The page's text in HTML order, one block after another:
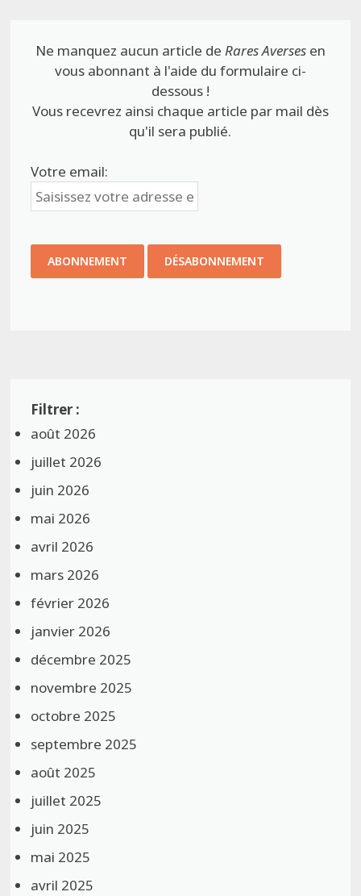
Ne manquez aucun article de Rares Aversesen
vous abonnant à l'aide du formulaire ci-
dessous !
Vous recevrez ainsi chaque article par mail dès
qu'il sera publié.
Votre email:
août 2026
juillet 2026
juin 2026
mai 2026
avril 2026
mars 2026
février 2026
janvier 2026
décembre 2025
novembre 2025
octobre 2025
septembre 2025
août 2025
juillet 2025
juin 2025
mai 2025
avril 2025